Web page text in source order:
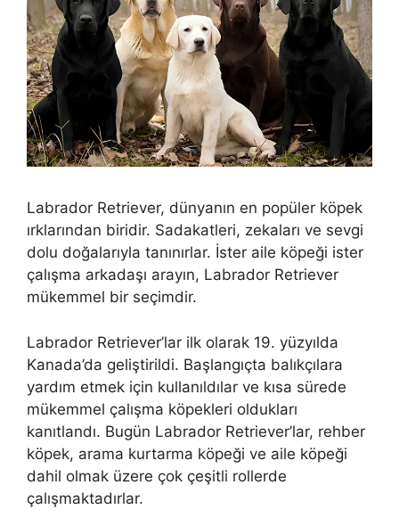
Labrador Retriever, dünyanın en popüler köpek
ırklarından biridir. Sadakatleri, zekaları ve sevgi
dolu doğalarıyla tanınırlar. İster aile köpeği ister
çalışma arkadaşı arayın, Labrador Retriever
mükemmel bir seçimdir.
Labrador Retriever’lar ilk olarak 19. yüzyılda
Kanada’da geliştirildi. Başlangıçta balıkçılara
yardım etmek için kullanıldılar ve kısa sürede
mükemmel çalışma köpekleri oldukları
kanıtlandı. Bugün Labrador Retriever’lar, rehber
köpek, arama kurtarma köpeği ve aile köpeği
dahil olmak üzere çok çeşitli rollerde
çalışmaktadırlar.